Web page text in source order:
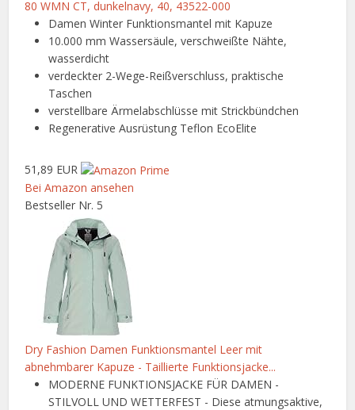
80 WMN CT, dunkelnavy, 40, 43522-000
Damen Winter Funktionsmantel mit Kapuze
10.000 mm Wassersäule, verschweißte Nähte,
wasserdicht
verdeckter 2-Wege-Reißverschluss, praktische
Taschen
verstellbare Ärmelabschlüsse mit Strickbündchen
Regenerative Ausrüstung Teflon EcoElite
51,89 EUR
Bei Amazon ansehen
Bestseller Nr. 5
Dry Fashion Damen Funktionsmantel Leer mit
abnehmbarer Kapuze - Taillierte Funktionsjacke...
MODERNE FUNKTIONSJACKE FÜR DAMEN -
STILVOLL UND WETTERFEST - Diese atmungsaktive,